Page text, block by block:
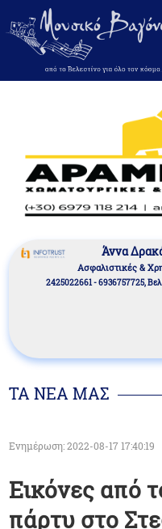
Άννα
Aσφαλιστικές &
2425022661 - 6936757725,
ΤΑ ΝΕΑ ΜΑΣ
Ενημέρωση: 2022-08-17 17:40:19
Εικόνες από
πάρτυ στο